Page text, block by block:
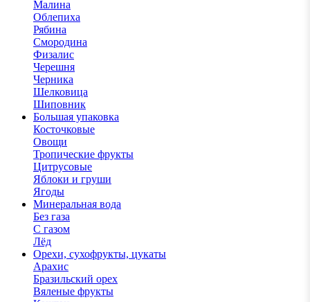
Малина
Облепиха
Рябина
Смородина
Физалис
Черешня
Черника
Шелковица
Шиповник
Большая упаковка
Косточковые
Овощи
Тропические фрукты
Цитрусовые
Яблоки и груши
Ягоды
Минеральная вода
Без газа
С газом
Лёд
Орехи, сухофрукты, цукаты
Арахис
Бразильский орех
Вяленые фрукты